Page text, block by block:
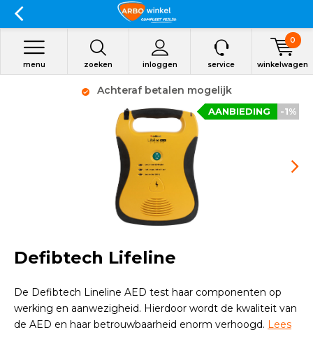
zoeken inloggen
menu service winkelwagen
0
Achteraf betalen mogelijk
-1%
AANBIEDING
Defibtech Lifeline
De Defibtech Lineline AED test haar componenten op
werking en aanwezigheid. Hierdoor wordt de kwaliteit van
de AED en haar betrouwbaarheid enorm verhoogd. Lees